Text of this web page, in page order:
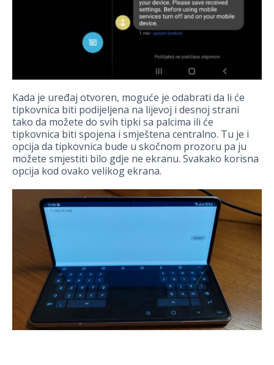
Kada je uređaj otvoren, moguće je odabrati da li će
tipkovnica biti podijeljena na lijevoj i desnoj strani
tako da možete do svih tipki sa palcima ili će
tipkovnica biti spojena i smještena centralno. Tu je i
opcija da tipkovnica bude u skočnom prozoru pa ju
možete smjestiti bilo gdje ne ekranu. Svakako korisna
opcija kod ovako velikog ekrana.